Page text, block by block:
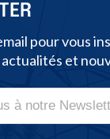
pour vous
et